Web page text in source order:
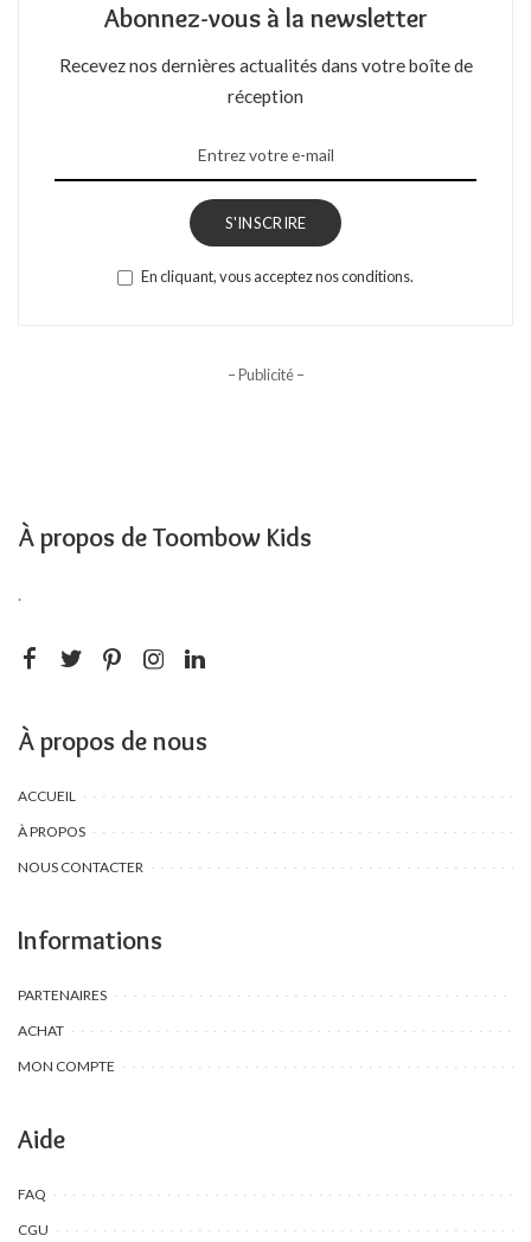
Abonnez-vous à la newsletter
Recevez nos dernières actualités dans votre boîte de
réception
S'INSCRIRE
En cliquant, vous acceptez nos conditions.
– Publicité –
À propos de Toombow Kids
.
À propos de nous
ACCUEIL
À PROPOS
NOUS CONTACTER
Informations
PARTENAIRES
ACHAT
MON COMPTE
Aide
FAQ
CGU